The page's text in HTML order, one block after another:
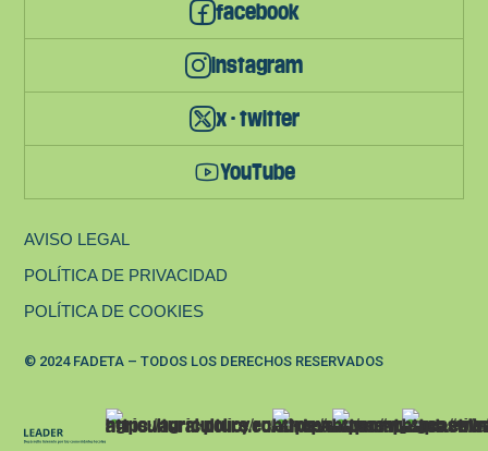
facebook
instagram
x - twitter
YouTube
© 2024 FADETA – TODOS LOS DERECHOS RESERVADOS
AVISO LEGAL
POLÍTICA DE PRIVACIDAD
POLÍTICA DE COOKIES